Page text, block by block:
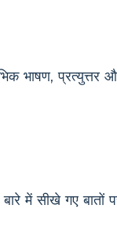
भाषण,
में सीखे गए बातों